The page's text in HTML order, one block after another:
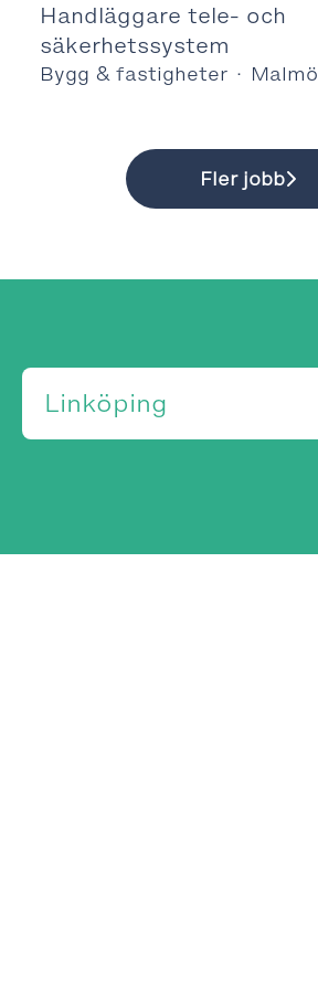
Handläggare tele- och
säkerhetssystem
Bygg & fastigheter · Malmö
Fler jobb